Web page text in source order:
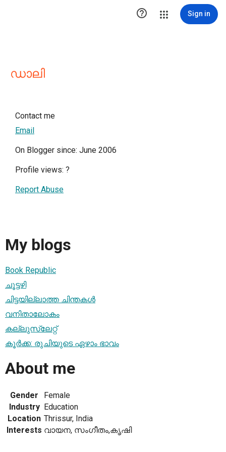
 Sign in
ഡാലി
Contact me
Email
On Blogger since: June 2006
Profile views: ?
Report Abuse
My blogs
Book Republic
ചൂട്ടഴി
ചിട്ടയില്ലാത്ത ചിന്തകള്‍
വനിതാലോകം
കല്ലുസ്ലേറ്റ്
കൂര്‍ക്ക: രുചിയുടെ ഏഴാം ഭാവം
About me
Gender
Female
Industry Education
Location Thrissur, India
Interests വായന, സംഗീതം,കൃഷി